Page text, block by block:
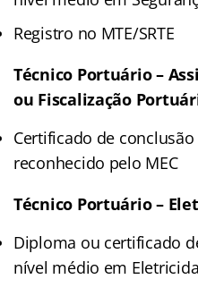
Registro no MTE/SRTE
Técnico Portuário –
ou Fiscalização
Certificado de
reconhecido pelo MEC
Técnico Portuário –
Diploma ou certificado
nível médio em